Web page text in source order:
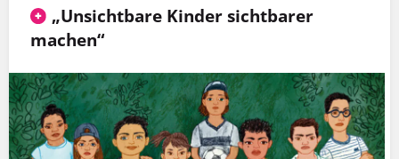
„Unsichtbare Kinder sichtbarer
machen“